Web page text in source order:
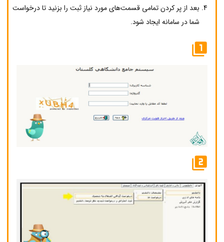
بعد از پر کردن تمامی قسمت‌های مورد نیاز ثبت را بزنید تا درخواست
شما در سامانه ایجاد شود.